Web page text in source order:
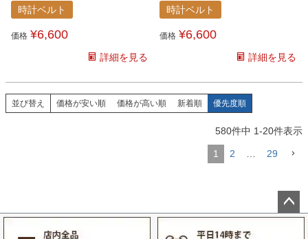
時計ベルト
価格 ¥6,600
詳細を見る
時計ベルト
価格 ¥6,600
詳細を見る
並び替え 価格が安い順 価格が高い順 新着順 優先度順
580件中 1-20件表示
1 2 29
ペー